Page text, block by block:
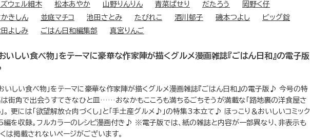
ウェル細木 松本あやか 山野りんりん 青菜ぱせり だたろう
岡野く仔
きしん
並庭マチコ 池田さとみ たびれこ 酒川郁子 磯本つよし
ビッグ錠
よしみ
ごはん日和編集部 真宮りんご
おいしい食べ物」をテーマに豪華な作家陣が描くグルメ漫画雑誌『ごはん日和』の電子版
いしい食べ物」をテーマに豪華な作家陣が描くグルメ漫画雑誌『ごはん日和』の電子版♪ 今号の特
街角で出会うすてきなひと皿……おなかもこころも満ちるごちそうが満載な「路地裏の洋食屋さ
。 更には「欲望解放☆肉づくし」と「手土産グルメ♪」の特集3本立て♪ ほっこり＆おいしいコミック
編を収録。フルカラーのレシピ漫画付き♪ ※電子版では、紙の雑誌と内容が一部異なり、非表示も
は掲載されないページがございます。